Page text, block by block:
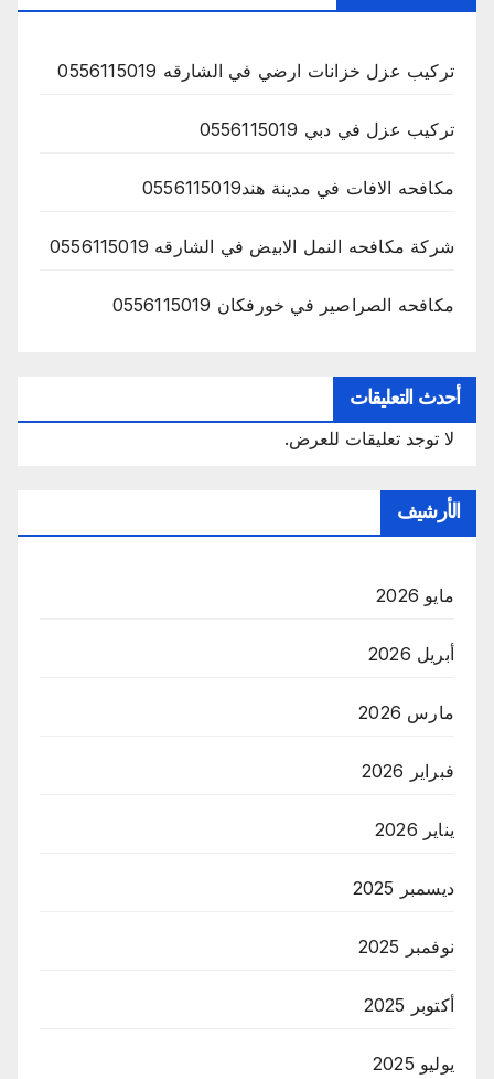
تركيب عزل خزانات ارضي في الشارقه 0556115019
تركيب عزل في دبي 0556115019
مكافحه الافات في مدينة هند0556115019
شركة مكافحه النمل الابيض في الشارقه 0556115019
مكافحه الصراصير في خورفكان 0556115019
أحدث التعليقات
لا توجد تعليقات للعرض.
الأرشيف
مايو 2026
أبريل 2026
مارس 2026
فبراير 2026
يناير 2026
ديسمبر 2025
نوفمبر 2025
أكتوبر 2025
يوليو 2025